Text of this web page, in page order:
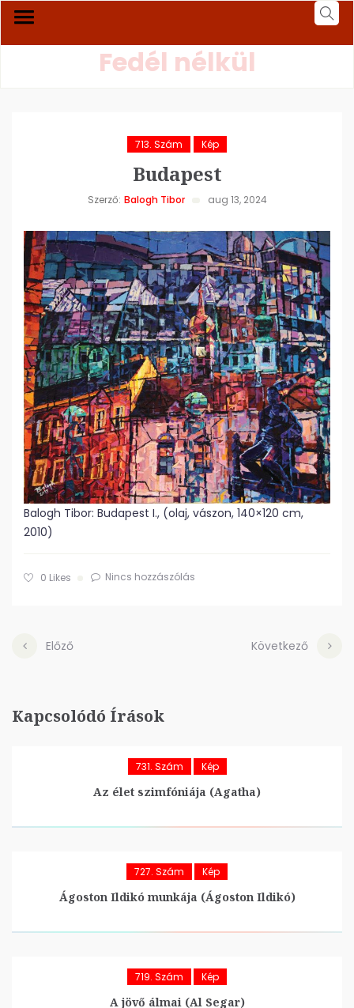
Fedél nélkül
713. Szám Kép
Budapest
Szerző: Balogh Tibor aug 13, 2024
Balogh Tibor: Budapest I., (olaj, vászon, 140×120 cm,
2010)
0 Likes Nincs hozzászólás
Előző Következő
Kapcsolódó Írások
731. Szám Kép
Az élet szimfóniája (Agatha)
727. Szám Kép
Ágoston Ildikó munkája (Ágoston Ildikó)
719. Szám Kép
A jövő álmai (Al Segar)